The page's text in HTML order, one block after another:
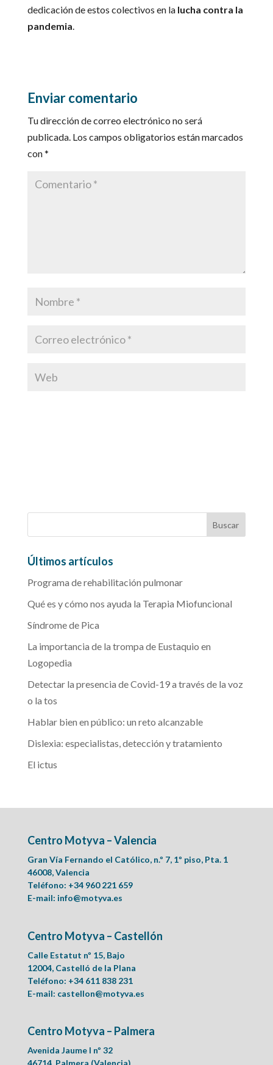
dedicación de estos colectivos en la lucha contra la
pandemia.
Enviar comentario
Tu dirección de correo electrónico no será
publicada. Los campos obligatorios están marcados
con*
Últimos artículos
Programa de rehabilitación pulmonar
Qué es y cómo nos ayuda la Terapia Miofuncional
Síndrome de Pica
La importancia de la trompa de Eustaquio en
Logopedia
Detectar la presencia de Covid-19 a través de la voz
o la tos
Hablar bien en público: un reto alcanzable
Dislexia: especialistas, detección y tratamiento
El ictus
Centro Motyva – Valencia
Gran Vía Fernando el Católico, n.º 7, 1º piso, Pta. 1
46008, Valencia
Teléfono: +34 960 221 659
E-mail: info@motyva.es
Centro Motyva – Castellón
Calle Estatut nº 15, Bajo
12004, Castelló de la Plana
Teléfono: +34 611 838 231
E-mail: castellon@motyva.es
Centro Motyva – Palmera
Avenida Jaume I nº 32
46714, Palmera (Valencia)